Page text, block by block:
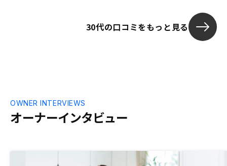
30代の口コミをもっと見る
オーナーインタビュー
OWNER INTERVIEWS